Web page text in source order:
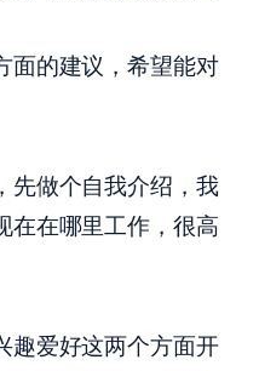
面的建议，希望能对
先做个自我介绍，我
在在哪里工作，很高
趣爱好这两个方面开